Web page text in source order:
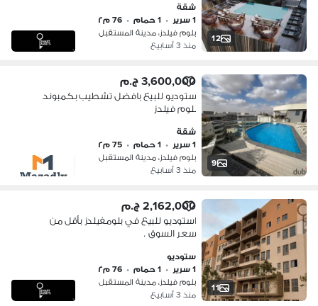
12
شقة
1 سرير
• 1 حمام • 76 م٢
بلوم فيلدز، مدينة المستقبل
منذ 3 أسابيع
9
3,600,000 ج.م
ستوديو للبيع بافضل تشطيب بكمبوند
بلوم فيلدز
شقة
1 سرير
• 1 حمام • 75 م٢
بلوم فيلدز، مدينة المستقبل
منذ 3 أسابيع
11
2,162,000 ج.م
استوديو للبيع في بلومفيلدز بأقل من
سعر السوق .
ستوديو
1 سرير
• 1 حمام • 76 م٢
بلوم فيلدز، مدينة المستقبل
منذ 3 أسابيع